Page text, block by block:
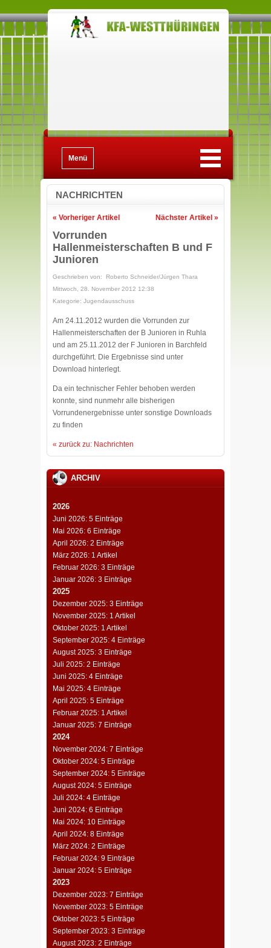
Menü
NACHRICHTEN
Nächster Artikel »
« Vorheriger Artikel
Vorrunden
Hallenmeisterschaften B und F
Junioren
Geschrieben von: Roberto Schneider/Jürgen Thara
Mittwoch, 28. November 2012 12:38
Kategorie: Jugendausschuss
Am 24.11.2012 wurden die Vorrunden zur
Hallenmeisterschaften der B Junioren in Ruhla
und am 25.11.2012 der F Junioren in Barchfeld
durchgeführt. Die Ergebnisse sind unter
Download hinterlegt.
Da ein technischer Fehler behoben werden
konnte, sind nunmehr alle bisherigen
Vorrundenergebnisse unter sonstige Downloads
zu finden
« zurück zu: Nachrichten
ARCHIV
2026
Juni 2026: 5 Einträge
Mai 2026: 6 Einträge
April 2026: 2 Einträge
März 2026: 1 Artikel
Februar 2026: 3 Einträge
Januar 2026: 3 Einträge
2025
Dezember 2025: 3 Einträge
November 2025: 1 Artikel
Oktober 2025: 1 Artikel
September 2025: 4 Einträge
August 2025: 3 Einträge
Juli 2025: 2 Einträge
Juni 2025: 4 Einträge
Mai 2025: 4 Einträge
April 2025: 5 Einträge
Februar 2025: 1 Artikel
Januar 2025: 7 Einträge
2024
November 2024: 7 Einträge
Oktober 2024: 5 Einträge
September 2024: 5 Einträge
August 2024: 5 Einträge
Juli 2024: 4 Einträge
Juni 2024: 6 Einträge
Mai 2024: 10 Einträge
April 2024: 8 Einträge
März 2024: 2 Einträge
Februar 2024: 9 Einträge
Januar 2024: 5 Einträge
2023
Dezember 2023: 7 Einträge
November 2023: 5 Einträge
Oktober 2023: 5 Einträge
September 2023: 3 Einträge
August 2023: 2 Einträge